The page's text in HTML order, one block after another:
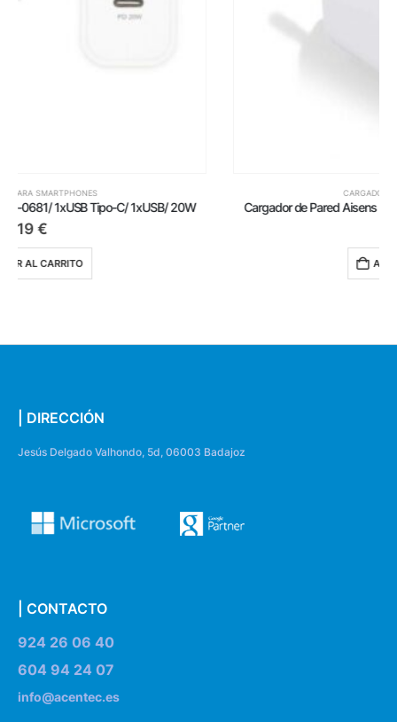
Cargador de Pared Aisens A110-0754/ 1xUSB Tipo-C/ 1xUSB/ 20W
| DIRECCIÓN
Jesús Delgado Valhondo, 5d, 06003 Badajoz
| CONTACTO
924 26 06 40
604 94 24 07
info@acentec.es